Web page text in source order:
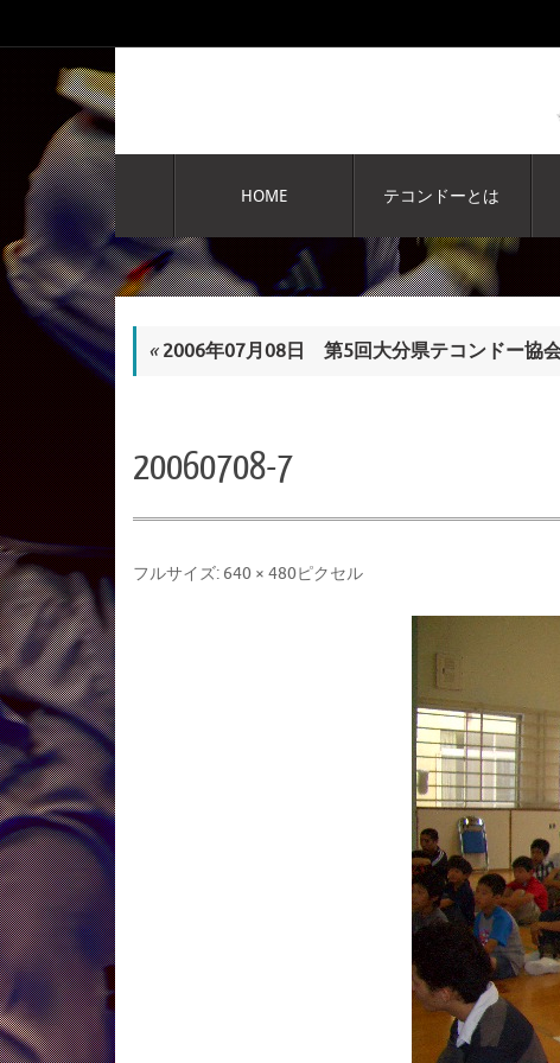
ン
キ
ッ
プ
コ
ン
テ
ン
ツ
へ
ス
キ
ッ
プ
HOME テコンドーとは
«2006年07月08日 第5回大分県テコンドー協会
20060708-7
フルサイズ: 640 × 480ピクセル